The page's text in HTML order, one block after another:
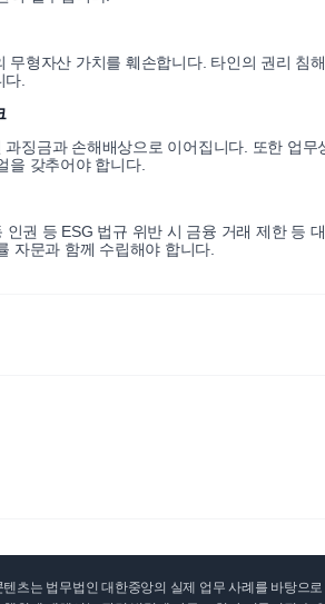
무형자산 가치를 훼손합니다. 타인의 권리 침
.
징금과 손해배상으로 이어집니다. 또한 업
을 갖추어야 합니다.
인권 등 ESG 법규 위반 시 금융 거래 제한 등
자문과 함께 수립해야 합니다.
텐츠는 법무법인 대한중앙의 실제 업무 사례를 바탕으